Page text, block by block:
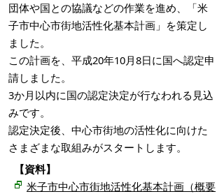
団体や国との協議などの作業を進め、「米
子市中心市街地活性化基本計画」を策定し
ました。
この計画を、平成20年10月8日に国へ認定申
請しました。
3か月以内に国の認定決定が行なわれる見込
みです。
認定決定後、中心市街地の活性化に向けた
さまざまな取組みがスタートします。
【資料】
米子市中心市街地活性化基本計画（概要